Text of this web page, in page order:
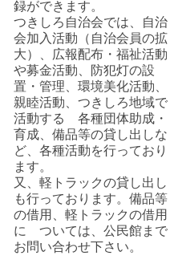
録ができます。
つきしろ自治会では、自治
会加入活動（自治会員の拡
大）、広報配布・福祉活動
や募金活動、防犯灯の設
置・管理、環境美化活動、
親睦活動、つきしろ地域で
活動する 各種団体助成・
育成、備品等の貸し出しな
ど、各種活動を行っており
ます。
又、軽トラックの貸し出し
も行っております。備品等
の借用、軽トラックの借用
に ついては、公民館まで
お問い合わせ下さい。